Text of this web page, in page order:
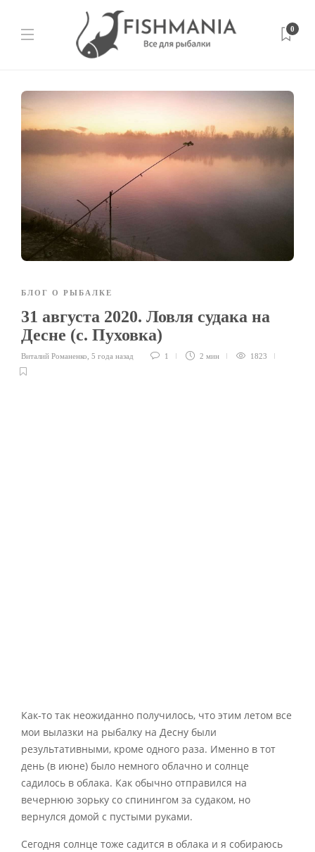
0
БЛОГ О РЫБАЛКЕ
31 августа 2020. Ловля судака на
Десне (с. Пуховка)
Виталий Романенко, 5 года назад 1 2 мин 1823
Как-то так неожиданно получилось, что этим летом все
мои вылазки на рыбалку на Десну были
результативными, кроме одного раза. Именно в тот
день (в июне) было немного облачно и солнце
садилось в облака. Как обычно отправился на
вечернюю зорьку со спинингом за судаком, но
вернулся домой с пустыми руками.
Сегодня солнце тоже садится в облака и я собираюсь